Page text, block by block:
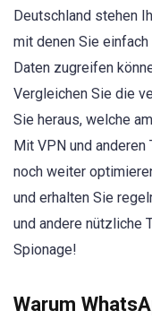
Deutschland stehen
mit denen Sie
Daten zugreifen
Vergleichen Sie die
Sie heraus, welche
Mit VPN und anderen
noch weiter
und erhalten Sie
und andere nützliche
Spionage!
Warum